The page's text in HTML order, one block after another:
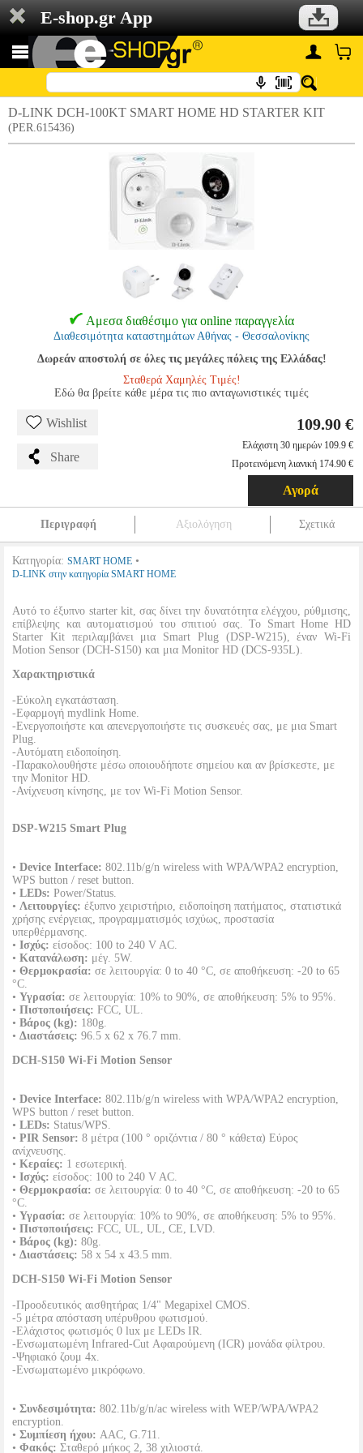
E-shop.gr App
D-LINK DCH-100KT SMART HOME HD STARTER KIT
(PER.615436)
Αμεσα διαθέσιμο για online παραγγελία
Διαθεσιμότητα καταστημάτων Αθήνας - Θεσσαλονίκης
Δωρεάν αποστολή σε όλες τις μεγάλες πόλεις της Ελλάδας!
Σταθερά Χαμηλές Τιμές!
Εδώ θα βρείτε κάθε μέρα τις πιο ανταγωνιστικές τιμές
Wishlist
Share
109.90 €
Ελάχιστη 30 ημερών 109.9 €
Προτεινόμενη λιανική 174.90 €
Αγορά
Περιγραφή Αξιολόγηση Σχετικά
Κατηγορία: SMART HOME •
D-LINK στην κατηγορία SMART HOME
Αυτό το έξυπνο starter kit, σας δίνει την δυνατότητα ελέγχου, ρύθμισης,
επίβλεψης και αυτοματισμού του σπιτιού σας. Το Smart Home HD
Starter Kit περιλαμβάνει μια Smart Plug (DSP-W215), έναν Wi-Fi
Motion Sensor (DCH-S150) και μια Monitor HD (DCS-935L).
Χαρακτηριστικά
-Εύκολη εγκατάσταση.
-Εφαρμογή mydlink Home.
-Ενεργοποιήστε και απενεργοποιήστε τις συσκευές σας, με μια Smart
Plug.
-Αυτόματη ειδοποίηση.
-Παρακολουθήστε μέσω οποιουδήποτε σημείου και αν βρίσκεστε, με
την Monitor HD.
-Ανίχνευση κίνησης, με τον Wi-Fi Motion Sensor.
DSP-W215 Smart Plug
• Device Interface: 802.11b/g/n wireless with WPA/WPA2 encryption,
WPS button / reset button.
• LEDs: Power/Status.
• Λειτουργίες: έξυπνο χειριστήριο, ειδοποίηση πατήματος, στατιστικά
χρήσης ενέργειας, προγραμματισμός ισχύως, προστασία
υπερθέρμανσης.
• Ισχύς: είσοδος: 100 to 240 V AC.
• Κατανάλωση: μέγ. 5W.
• Θερμοκρασία: σε λειτουργία: 0 to 40 °C, σε αποθήκευση: -20 to 65
°C.
• Υγρασία: σε λειτουργία: 10% to 90%, σε αποθήκευση: 5% to 95%.
• Πιστοποιήσεις: FCC, UL.
• Bάρος (kg): 180g.
• Διαστάσεις: 96.5 x 62 x 76.7 mm.
DCH-S150 Wi-Fi Motion Sensor
• Device Interface: 802.11b/g/n wireless with WPA/WPA2 encryption,
WPS button / reset button.
• LEDs: Status/WPS.
• PIR Sensor: 8 μέτρα (100 ° οριζόντια / 80 ° κάθετα) Εύρος
ανίχνευσης.
• Κεραίες: 1 εσωτερική.
• Ισχύς: είσοδος: 100 to 240 V AC.
• Θερμοκρασία: σε λειτουργία: 0 to 40 °C, σε αποθήκευση: -20 to 65
°C.
• Υγρασία: σε λειτουργία: 10% to 90%, σε αποθήκευση: 5% to 95%.
• Πιστοποιήσεις: FCC, UL, UL, CE, LVD.
• Bάρος (kg): 80g.
• Διαστάσεις: 58 x 54 x 43.5 mm.
DCH-S150 Wi-Fi Motion Sensor
-Προοδευτικός αισθητήρας 1/4" Megapixel CMOS.
-5 μέτρα απόσταση υπέρυθρου φωτισμού.
-Ελάχιστος φωτισμός 0 lux με LEDs IR.
-Ενσωματωμένη Infrared-Cut Αφαιρούμενη (ICR) μονάδα φίλτρου.
-Ψηφιακό ζουμ 4x.
-Ενσωματωμένο μικρόφωνο.
• Συνδεσιμότητα: 802.11b/g/n/ac wireless with WEP/WPA/WPA2
encryption.
• Συμπίεση ήχου: AAC, G.711.
• Φακός: Σταθερό μήκος 2, 38 χιλιοστά.